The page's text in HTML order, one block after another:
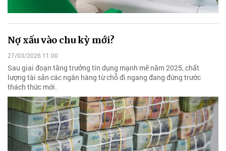
Nợ xấu vào chu kỳ mới?
27/03/2026 11:00
Sau giai đoạn tăng trưởng tín dụng mạnh mẽ năm 2025, chất
lượng tài sản các ngân hàng từ chỗ đi ngang đang đứng trước
thách thức mới.